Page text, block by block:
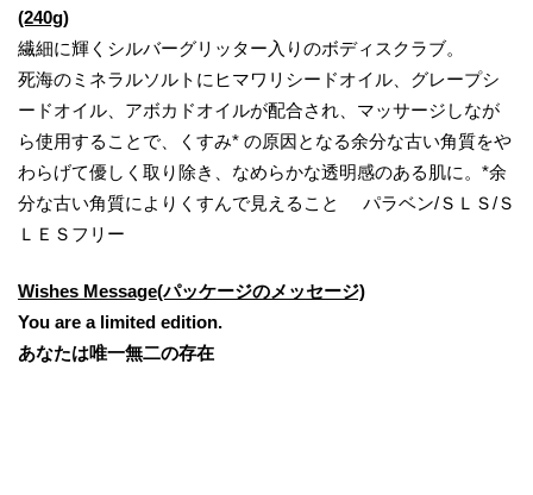
(240g)
繊細に輝くシルバーグリッター入りのボディスクラブ。
死海のミネラルソルトにヒマワリシードオイル、グレープシ
ードオイル、アボカドオイルが配合され、マッサージしなが
ら使用することで、くすみ* の原因となる余分な古い角質をや
わらげて優しく取り除き、なめらかな透明感のある肌に。*余
分な古い角質によりくすんで見えること パラベン/ＳＬＳ/Ｓ
ＬＥＳフリー
Wishes Message(パッケージのメッセージ)
You are a limited edition.
あなたは唯一無二の存在